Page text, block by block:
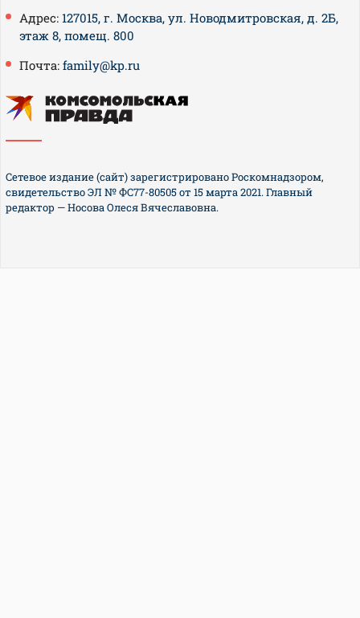
Адрес: 127015, г. Москва, ул. Новодмитровская, д. 2Б,
этаж 8, помещ. 800
Почта: family@kp.ru
Сетевое издание (сайт) зарегистрировано Роскомнадзором,
свидетельство ЭЛ № ФС77-80505 от 15 марта 2021. Главный
редактор — Носова Олеся Вячеславовна.